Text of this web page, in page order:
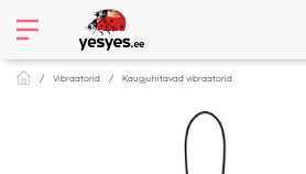
Vibraatorid Kaugjuhitavad vibraatorid